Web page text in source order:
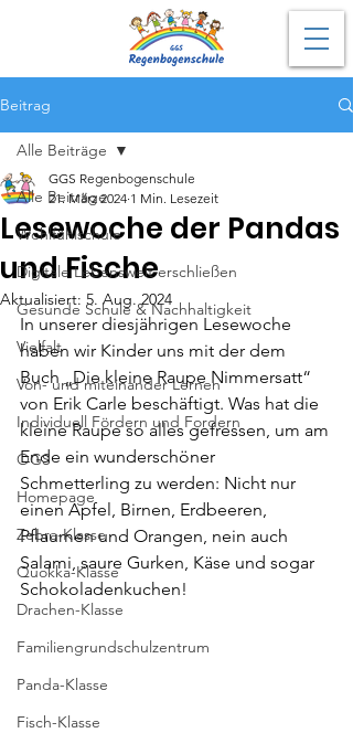
Beitrag
Alle Beiträge
Wohlfühlschule
Digitale Lebenswelt erschließen
Gesunde Schule & Nachhaltigkeit
Vielfalt
Von- und miteinander Lernen
Individuell Fördern und Fordern
OGS
Homepage
Zebra-Klasse
Quokka-Klasse
Drachen-Klasse
Familiengrundschulzentrum
Panda-Klasse
Fisch-Klasse
Alle Beiträge
Lesewoche der Pandas
und Fische
GGS Regenbogenschule
21. März 2024 1 Min. Lesezeit
Aktualisiert: 5. Aug. 2024
In unserer diesjährigen Lesewoche
haben wir Kinder uns mit der dem
Buch „Die kleine Raupe Nimmersatt“
von Erik Carle beschäftigt. Was hat die
kleine Raupe so alles gefressen, um am
Ende ein wunderschöner
Schmetterling zu werden: Nicht nur
einen Apfel, Birnen, Erdbeeren,
Pflaumen und Orangen, nein auch
Salami, saure Gurken, Käse und sogar
Schokoladenkuchen!